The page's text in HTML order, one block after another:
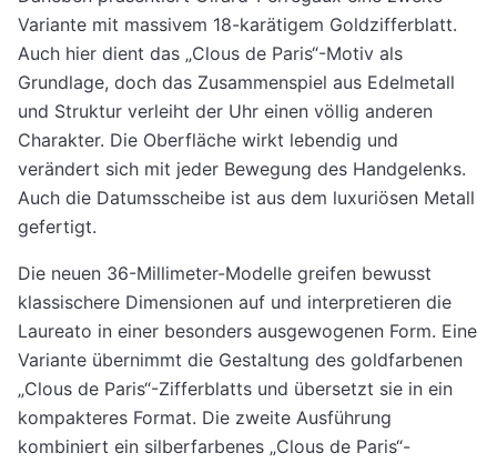
Variante mit massivem 18-karätigem Goldzifferblatt.
Auch hier dient das „Clous de Paris“-Motiv als
Grundlage, doch das Zusammenspiel aus Edelmetall
und Struktur verleiht der Uhr einen völlig anderen
Charakter. Die Oberfläche wirkt lebendig und
verändert sich mit jeder Bewegung des Handgelenks.
Auch die Datumsscheibe ist aus dem luxuriösen Metall
gefertigt.
Die neuen 36-Millimeter-Modelle greifen bewusst
klassischere Dimensionen auf und interpretieren die
Laureato in einer besonders ausgewogenen Form. Eine
Variante übernimmt die Gestaltung des goldfarbenen
„Clous de Paris“-Zifferblatts und übersetzt sie in ein
kompakteres Format. Die zweite Ausführung
kombiniert ein silberfarbenes „Clous de Paris“-